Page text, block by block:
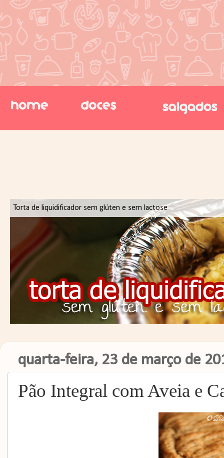
Torta de liquidificador sem glúten e sem lactose
quarta-feira, 23 de março de
Pão Integral com Aveia e